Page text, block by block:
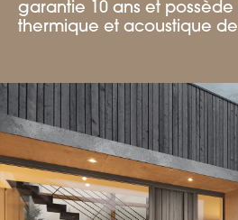
garantie 10 ans et
thermique et acoustique